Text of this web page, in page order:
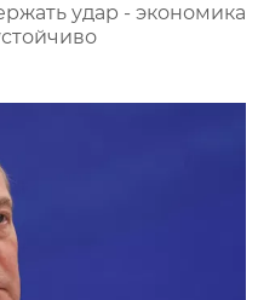
удар - экономика